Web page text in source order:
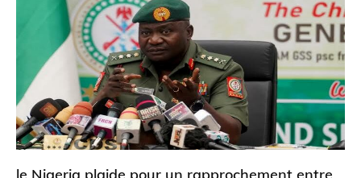
le Nigeria plaide pour un rapprochement entre